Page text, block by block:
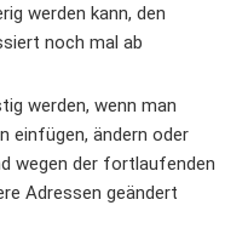
werden kann, den
noch mal ab
werden, wenn man
einfügen, ändern oder
wegen der fortlaufenden
Adressen geändert